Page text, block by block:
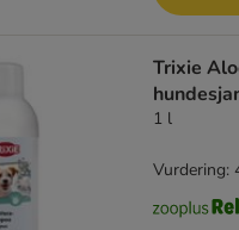
Trixie
1 l
Vurdering: